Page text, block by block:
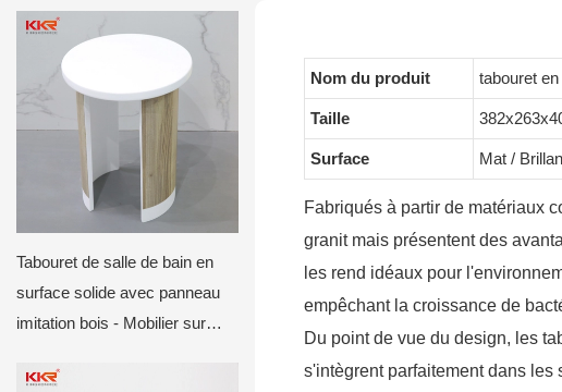
Tabouret de salle de bain en
surface solide avec panneau
imitation bois - Mobilier sur
Nom du produit tabouret
Taille
Surface Mat /
Fabriqués à partir de matériaux
granit mais présentent des
les rend idéaux pour
empêchant la croissance de
Du point de vue du design, les
s'intègrent parfaitement dans